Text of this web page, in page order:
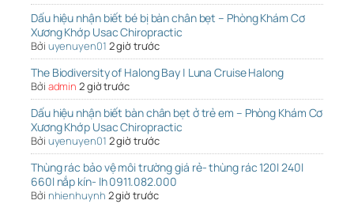
Dấu hiệu nhận biết bé bị bàn chân bẹt – Phòng Khám Cơ
Xương Khớp Usac Chiropractic
Bởi uyenuyen01 2 giờ trước
The Biodiversity of Halong Bay | Luna Cruise Halong
Bởi admin 2 giờ trước
Dấu hiệu nhận biết bàn chân bẹt ở trẻ em – Phòng Khám Cơ
Xương Khớp Usac Chiropractic
Bởi uyenuyen01 2 giờ trước
Thùng rác bảo vệ môi trường giá rẻ- thùng rác 120l 240l
660l nắp kín- lh 0911.082.000
Bởi nhienhuynh 2 giờ trước